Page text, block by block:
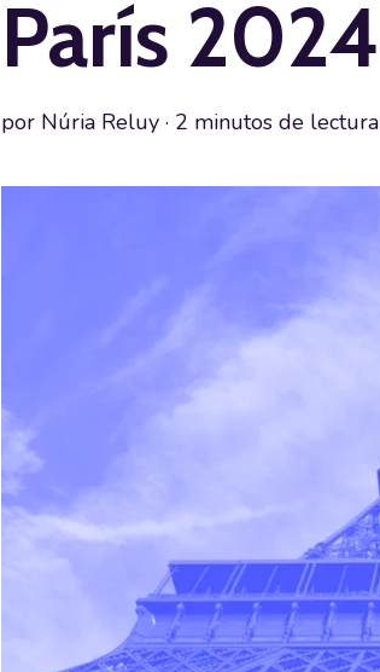
París 2024
por Núria Reluy · 2 minutos de lectura